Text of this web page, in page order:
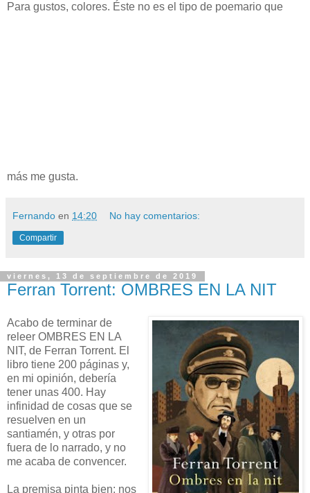
Para gustos, colores. Éste no es el tipo de poemario que
más me gusta.
Fernando en 14:20 No hay comentarios:
Compartir
viernes, 13 de septiembre de 2019
Ferran Torrent: OMBRES EN LA NIT
Acabo de terminar de
releer OMBRES EN LA
NIT, de Ferran Torrent. El
libro tiene 200 páginas y,
en mi opinión, debería
tener unas 400. Hay
infinidad de cosas que se
resuelven en un
santiamén, y otras por
fuera de lo narrado, y no
me acaba de convencer.
La premisa pinta bien: nos